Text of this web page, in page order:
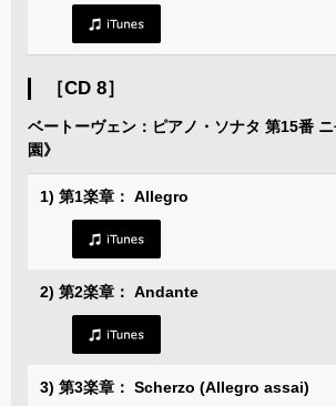
［CD 8］
ベートーヴェン：ピアノ・ソナタ 第15番
園》
1) 第1楽章： Allegro
2) 第2楽章： Andante
3) 第3楽章： Scherzo (Allegro assai)